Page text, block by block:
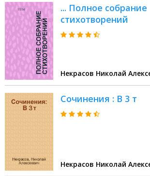
... Полное собрание
стихотворений
Некрасов Николай
Сочинения : В 3 т
Некрасов Николай